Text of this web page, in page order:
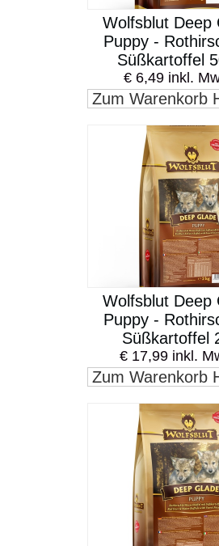
Wolfsblut Deep
Puppy -
Süßkartoffel
€ 6,49 inkl.
Zum Warenkorb
Wolfsblut Deep
Puppy -
Süßkartoffel
€ 17,99 inkl.
Zum Warenkorb